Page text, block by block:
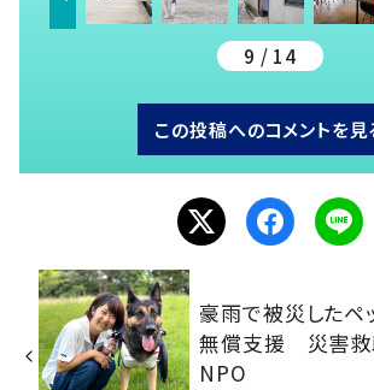
9 / 14
この投稿へのコメントを見
豪雨で被災したペ
無償支援 災害救
NPO